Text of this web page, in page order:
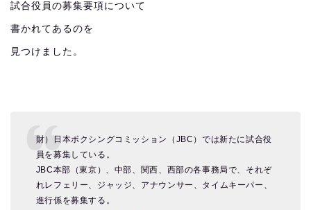
試合役員の募集要項について
書かれてあるのを
見つけました。
財）日本ボクシングコミッション（JBC）では新たに試合役
員を募集している。
JBC本部（東京）、中部、関西、西部の各事務局で、それぞ
れレフェリー、ジャッジ、アナウンサー、タイムキーパー、
進行係を募集する。